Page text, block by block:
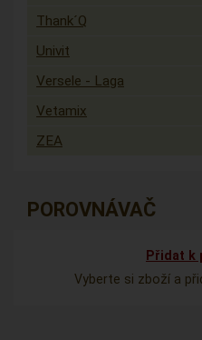
Thank´Q
Univit
Versele - Laga
Vetamix
ZEA
POROVNÁVAČ
Přidat k
Vyberte si zboží a